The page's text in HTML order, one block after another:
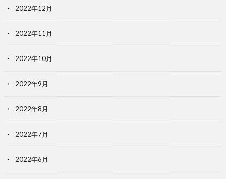
2022年12月
2022年11月
2022年10月
2022年9月
2022年8月
2022年7月
2022年6月